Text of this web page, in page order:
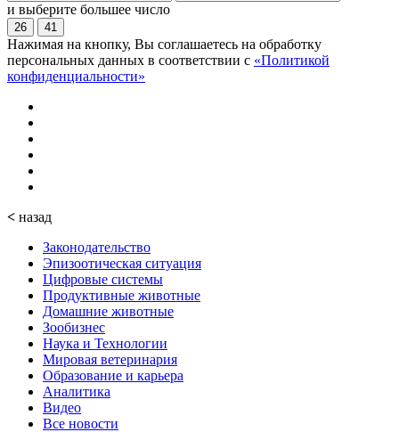
и выберите большее число
26 41
Нажимая на кнопку, Вы соглашаетесь на обработку
персональных данных в соответствии с «Политикой
конфиденциальности»
< назад
Законодательство
Эпизоотическая ситуация
Цифровые системы
Продуктивные животные
Домашние животные
Зообизнес
Наука и Технологии
Мировая ветеринария
Образование и карьера
Аналитика
Видео
Все новости